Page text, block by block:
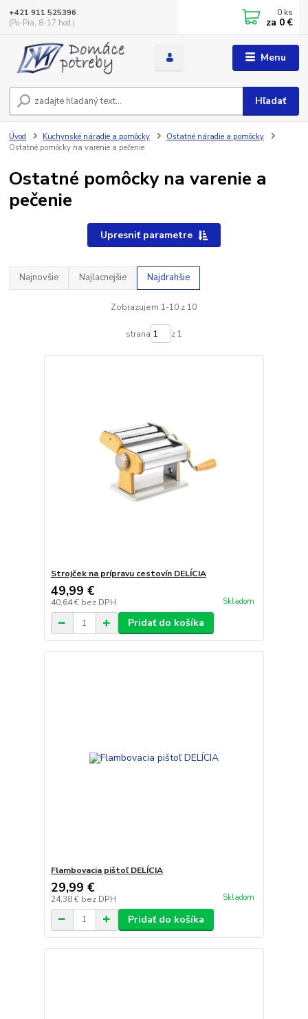
Menu
Hľadať
+421 911 525396
(Po-Pia, 8-17 hod.)
0 ks
za 0 €
Úvod Kuchynské náradie a pomôcky
Ostatné náradie a pomôcky
Ostatné pomôcky na varenie a pečenie
Ostatné pomôcky na varenie a
pečenie
Upresniť parametre
Najnovšie Najlacnejšie Najdrahšie
Zobrazujem 1-10 z 10
strana z 1
Strojček na prípravu cestovín DELÍCIA
49,99 €
40,64 € bez DPH Skladom
Pridať do košíka
Flambovacia pištoľ DELÍCIA
29,99 €
24,38 € bez DPH Skladom
Pridať do košíka